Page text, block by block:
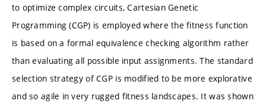
to optimize complex circuits, Cartesian Genetic
Programming (CGP) is employed where the fitness function
is based on a formal equivalence checking algorithm rather
than evaluating all possible input assignments. The standard
selection strategy of CGP is modified to be more explorative
and so agile in very rugged fitness landscapes. It was shown